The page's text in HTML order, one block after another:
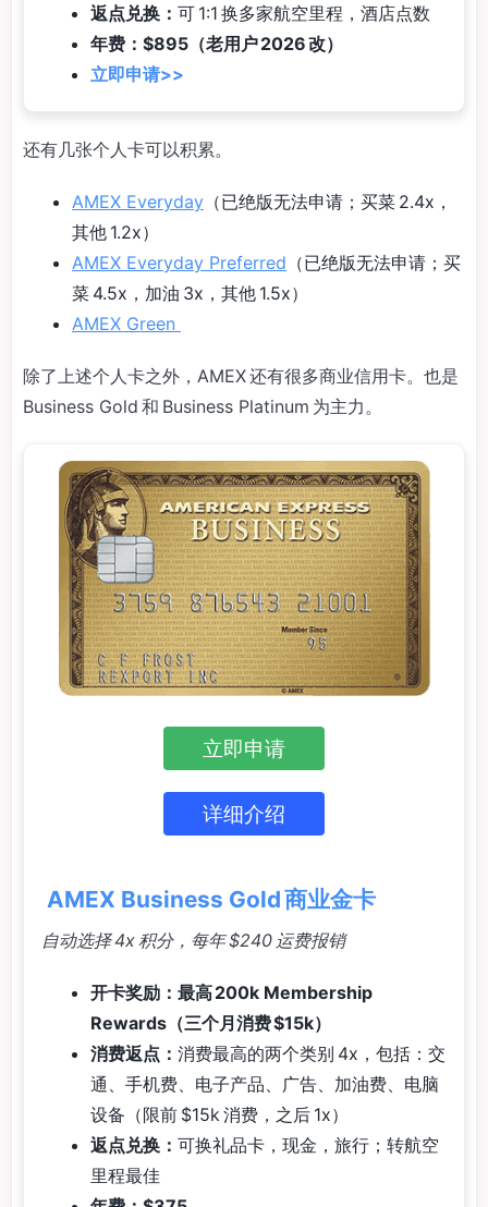
返点兑换： 可 1:1 换多家航空里程，酒店点数
年费：$895（老用户 2026 改）
立即申请>>
还有几张个人卡可以积累。
AMEX Everyday （已绝版无法申请；买菜 2.4x，
其他 1.2x）
AMEX Everyday Preferred （已绝版无法申请；买
菜 4.5x，加油 3x，其他 1.5x）
AMEX Green
除了上述个人卡之外，AMEX 还有很多商业信用卡。也是
Business Gold 和 Business Platinum 为主力。
立即申请
详细介绍
AMEX Business Gold 商业金卡
自动选择 4x 积分，每年 $240 运费报销
开卡奖励：最高 200k Membership
Rewards（三个月消费 $15k）
消费返点： 消费最高的两个类别 4x，包括：交
通、手机费、电子产品、广告、加油费、电脑
设备（限前 $15k 消费，之后 1x）
返点兑换： 可换礼品卡，现金，旅行；转航空
里程最佳